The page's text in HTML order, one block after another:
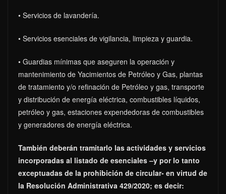
• Servicios de lavandería.
• Servicios esenciales de vigilancia, limpieza y guardia.
• Guardias mínimas que aseguren la operación y
mantenimiento de Yacimientos de Petróleo y Gas, plantas
de tratamiento y/o refinación de Petróleo y gas, transporte
y distribución de energía eléctrica, combustibles líquidos,
petróleo y gas, estaciones expendedoras de combustibles
y generadores de energía eléctrica.
También deberán tramitarlo las actividades y servicios
incorporadas al listado de esenciales –y por lo tanto
exceptuadas de la prohibición de circular- en virtud de
la Resolución Administrativa 429/2020; es decir: